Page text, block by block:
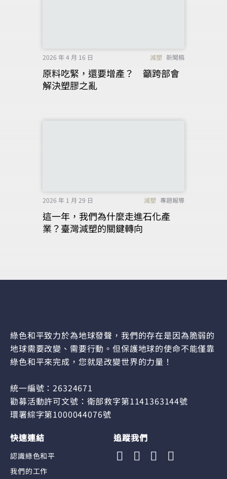
2026 年 4 月 16 日 減塑 新聞稿
原料吃緊，還要增產？ 籲跨部會
解決塑膠之亂
2026 年 1 月 29 日 減塑 專題報導
這一年，我們為什麼走進石化產
業？臺灣減塑的關鍵轉向
綠色和平致力於為地球發聲，我們的存在是因為脆弱的
地球需要改變、需要行動。但保護地球的使命不能僅靠
綠色和平來完成，您就是改變世界的力量！
統一編號：26324671
勸募活動許可文號：衛部救字第1141363144號
環署綜字第1000044076號
快速連結
認識綠色和平
我們的工作
追蹤我們